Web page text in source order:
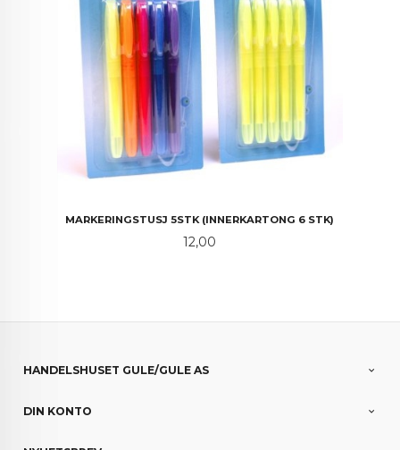
MARKERINGSTUSJ 5STK (INNERKARTONG 6 STK)
Pris
12,00
HANDELSHUSET GULE/GULE AS
DIN KONTO